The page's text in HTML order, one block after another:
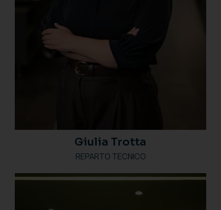
Giulia Trotta
REPARTO TECNICO